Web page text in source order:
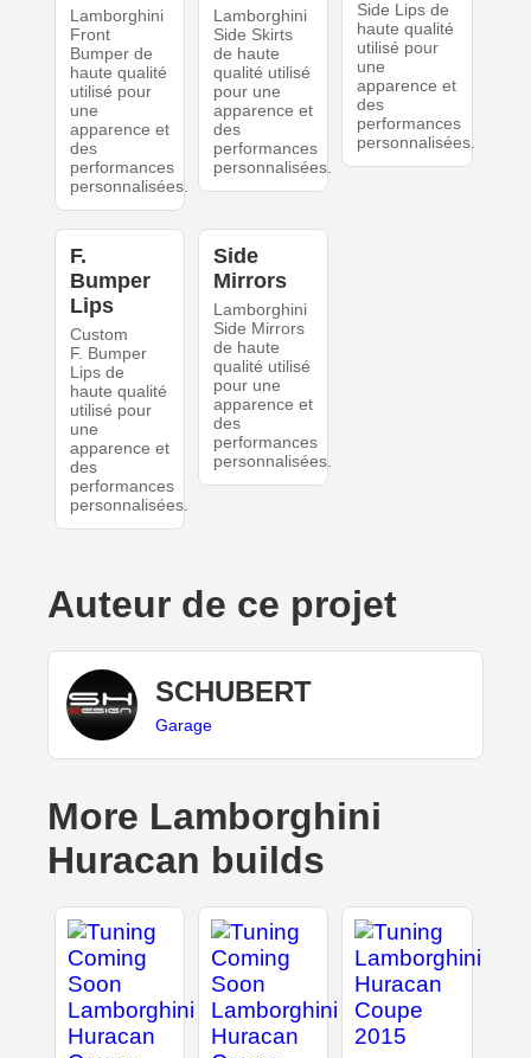
Lamborghini
Front
Bumper de
haute qualité
utilisé pour
une
apparence et
des
performances
personnalisées.
Lamborghini
Side Skirts
de haute
qualité utilisé
pour une
apparence et
des
performances
personnalisées.
Side Lips de
haute qualité
utilisé pour
une
apparence et
des
performances
personnalisées.
F.
Bumper
Lips
Custom
F. Bumper
Lips de
haute qualité
utilisé pour
une
apparence et
des
performances
personnalisées.
Side
Mirrors
Lamborghini
Side Mirrors
de haute
qualité utilisé
pour une
apparence et
des
performances
personnalisées.
Auteur de ce projet
SCHUBERT
Garage
More Lamborghini
Huracan builds